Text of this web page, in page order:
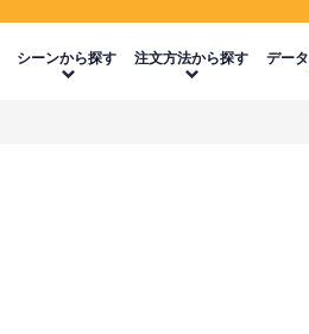
シーンから探す 注文方法から探す デー